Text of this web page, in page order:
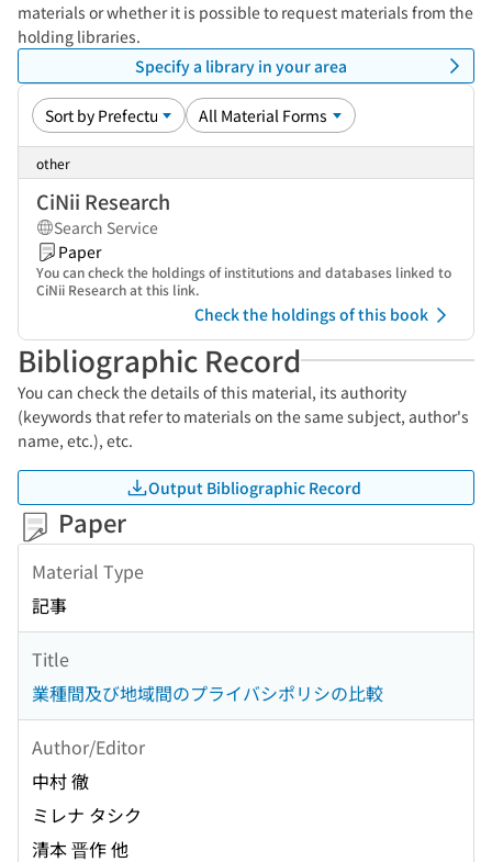
materials or whether it is possible to request materials from the
holding libraries.
Specify a library in your area
other
CiNii Research
Search Service
Paper
You can check the holdings of institutions and databases linked to
CiNii Research at this link.
Check the holdings of this book
Bibliographic Record
You can check the details of this material, its authority
(keywords that refer to materials on the same subject, author's
name, etc.), etc.
Output Bibliographic Record
Paper
Material Type
記事
Title
業種間及び地域間のプライバシポリシの比較
Author/Editor
中村 徹
ミレナ タシク
清本 晋作 他